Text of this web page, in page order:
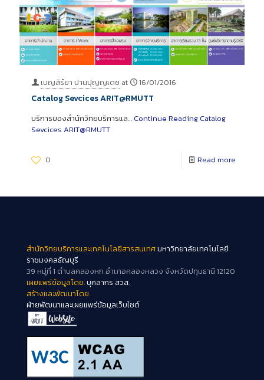
เบญสิร์ยา ปานปุญญเดช at 16/01/2016
Catalog Sevcices ARIT@RMUTT
บริการของสำนักวิทยบริการแล… Continue Reading Catalog
Sevcices ARIT@RMUTT
0 Read more
สำนักวิทยบริการและเทคโนโลยีสารสนเทศมหาวิทยาลัยเทคโนโลยี
ราชมงคลธัญบุรี
39 หมู่ที่ 1 ตำบลคลองหก อำเภอคลองหลวง จังหวัดปทุมธานี 12120
เผยแพร่ข้อมูลโดย.บุคลากร สวส.
สร้างและพัฒนาโดย.
ฝ่ายพัฒนาและเผยแพร่ข้อมูลเว็บไซต์